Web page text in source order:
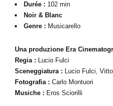
Durée : 102 min
Noir & Blanc
Genre : Musicarello
Una produzione Era
Regia : Lucio Fulci
Sceneggiatura : Lucio Fulci,
Fotografia : Carlo Montuori
Musiche : Eros Sciorilli